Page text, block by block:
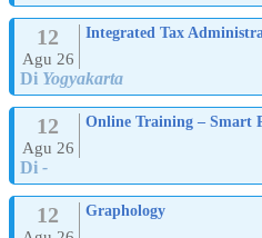
12
Agu 26
Integrated Tax
Di Yogyakarta
12
Agu 26
Online Training – Smart
Di -
12 Graphology